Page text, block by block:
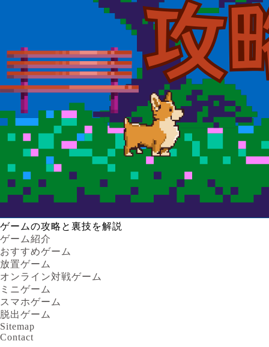
ゲームの攻略と裏技を解説
ゲーム紹介
おすすめゲーム
放置ゲーム
オンライン対戦ゲーム
ミニゲーム
スマホゲーム
脱出ゲーム
Sitemap
Contact